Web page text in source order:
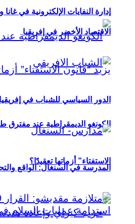
الكونغو الديمقراطية عند مفترق
الاستفتاء” أزماتها تعقيدًا؟
إدارة النفايات الإلكترونية في
الاقتصاد الأخضر في إفريقيا
الدور السياسي للشباب في إفريقيا
المدرسة في السنغال: الواقع